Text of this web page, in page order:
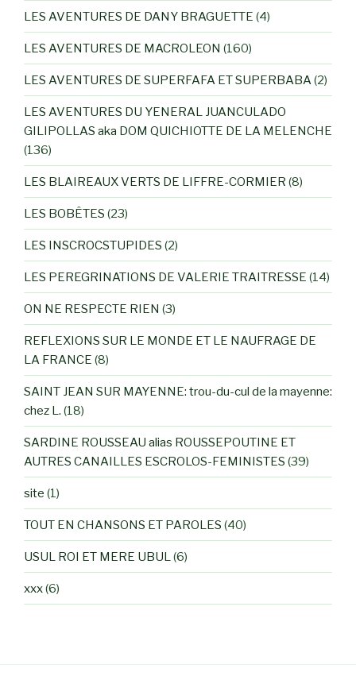
LES AVENTURES DE DANY BRAGUETTE (4)
LES AVENTURES DE MACROLEON (160)
LES AVENTURES DE SUPERFAFA ET SUPERBABA(2)
LES AVENTURES DU YENERAL JUANCULADO
GILIPOLLAS aka DOM QUICHIOTTE DE LA MELENCHE
(136)
LES BLAIREAUX VERTS DE LIFFRE-CORMIER (8)
LES BOBÊTES (23)
LES INSCROCSTUPIDES (2)
LES PEREGRINATIONS DE VALERIE TRAITRESSE (14)
ON NE RESPECTE RIEN (3)
REFLEXIONS SUR LE MONDE ET LE NAUFRAGE DE
LA FRANCE (8)
SAINT JEAN SUR MAYENNE: trou-du-cul de la mayenne:
chez L. (18)
SARDINE ROUSSEAU alias ROUSSEPOUTINE ET
AUTRES CANAILLES ESCROLOS-FEMINISTES (39)
site (1)
TOUT EN CHANSONS ET PAROLES (40)
USUL ROI ET MERE UBUL(6)
xxx(6)